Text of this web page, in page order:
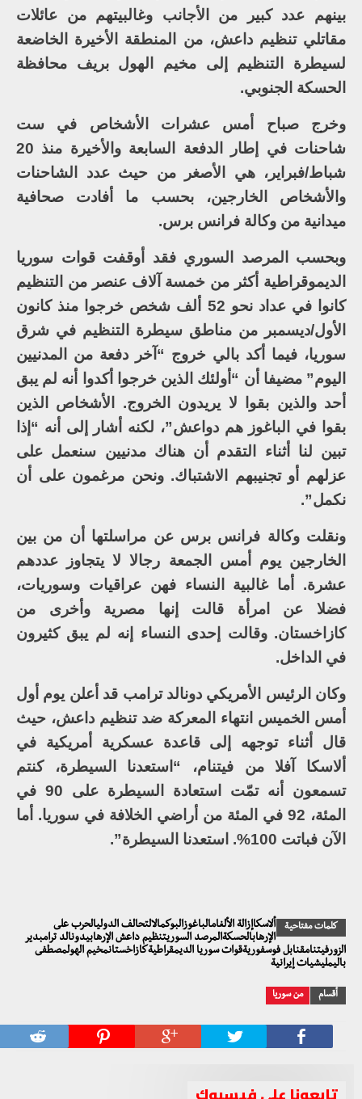
بينهم عدد كبير من الأجانب وغالبيتهم من عائلات
مقاتلي تنظيم داعش، من المنطقة الأخيرة الخاضعة
لسيطرة التنظيم إلى مخيم الهول بريف محافظة
الحسكة الجنوبي.
وخرج صباح أمس عشرات الأشخاص في ست
شاحنات في إطار الدفعة السابعة والأخيرة منذ 20
شباط/فبراير، هي الأصغر من حيث عدد الشاحنات
والأشخاص الخارجين، بحسب ما أفادت صحافية
ميدانية من وكالة فرانس برس.
وبحسب المرصد السوري فقد أوقفت قوات سوريا
الديموقراطية أكثر من خمسة آلاف عنصر من التنظيم
كانوا في عداد نحو 52 ألف شخص خرجوا منذ كانون
الأول/ديسمبر من مناطق سيطرة التنظيم في شرق
سوريا، فيما أكد بالي خروج “آخر دفعة من المدنيين
اليوم” مضيفا أن “أولئك الذين خرجوا أكدوا أنه لم يبق
أحد والذين بقوا لا يريدون الخروج. الأشخاص الذين
بقوا في الباغوز هم دواعش”، لكنه أشار إلى أنه “إذا
تبين لنا أثناء التقدم أن هناك مدنيين سنعمل على
عزلهم أو تجنيبهم الاشتباك. ونحن مرغمون على أن
نكمل”.
ونقلت وكالة فرانس برس عن مراسلتها أن من بين
الخارجين يوم أمس الجمعة رجالا لا يتجاوز عددهم
عشرة. أما غالبية النساء فهن عراقيات وسوريات،
فضلا عن امرأة قالت إنها مصرية وأخرى من
كازاخستان. وقالت إحدى النساء إنه لم يبق كثيرون
في الداخل.
وكان الرئيس الأمريكي دونالد ترامب قد أعلن يوم أول
أمس الخميس انتهاء المعركة ضد تنظيم داعش، حيث
قال أثناء توجهه إلى قاعدة عسكرية أمريكية في
ألاسكا آفلا من فيتنام، “استعدنا السيطرة، كنتم
تسمعون أنه تمّت استعادة السيطرة على 90 في
المئة، 92 في المئة من أراضي الخلافة في سوريا. أما
الآن فباتت 100%. استعدنا السيطرة”.
كلمات مفتاحية
ألاسكاإزالة الألغامالباغوزالبوكمالالتحالف الدوليالحرب على
الإرهابالحسكةالمرصد السوريتنظيم داعش الإرهابيدونالد ترامبدير
الزورفيتنامقنابل فوسفوريةقوات سوريا الديمقراطيةكازاخستانمخيم الهولمصطفى
باليمليشيات إيرانية
أقسام من سوريا